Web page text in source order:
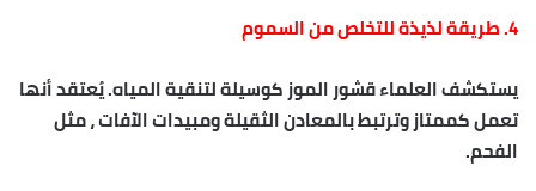
4. طريقة لذيذة للتخلص من السموم
يستكشف العلماء قشور الموز كوسيلة لتنقية المياه. يُعتقد أنها
تعمل كممتاز وترتبط بالمعادن الثقيلة ومبيدات الآفات ، مثل
الفحم.